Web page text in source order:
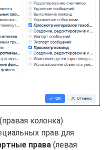
(правая колонка)
прав для
права (левая